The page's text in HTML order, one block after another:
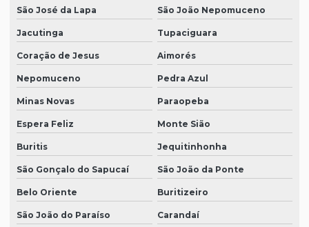
São José da Lapa São João Nepomuceno
Jacutinga Tupaciguara
Coração de Jesus Aimorés
Nepomuceno Pedra Azul
Minas Novas Paraopeba
Espera Feliz Monte Sião
Buritis Jequitinhonha
São Gonçalo do Sapucaí São João da Ponte
Belo Oriente Buritizeiro
São João do Paraíso Carandaí